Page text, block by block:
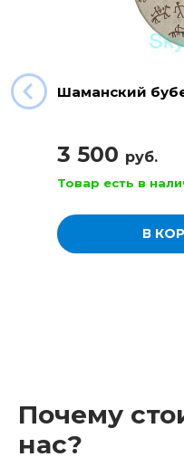
Шаманский
3 500 руб.
Товар есть в
В
Почему
нас?